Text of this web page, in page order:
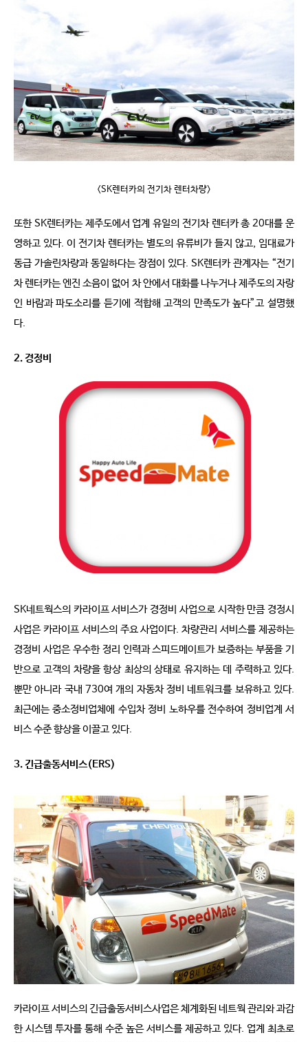
<SK렌터카의 전기차 렌터차량>
또한 SK렌터카는 제주도에서 업계 유일의 전기차 렌터카 총 20대를 운
영하고 있다. 이 전기차 렌터카는 별도의 유류비가 들지 않고, 임대료가
동급 가솔린차량과 동일하다는 장점이 있다. SK렌터카 관계자는 “전기
차 렌터카는 엔진 소음이 없어 차 안에서 대화를 나누거나 제주도의 자랑
인 바람과 파도소리를 듣기에 적합해 고객의 만족도가 높다”고 설명했
다.
2. 경정비
SK네트웍스의 카라이프 서비스가 경정비 사업으로 시작한 만큼 경정시
사업은 카라이프 서비스의 주요 사업이다. 차량관리 서비스를 제공하는
경정비 사업은 우수한 정리 인력과 스피드메이트가 보증하는 부품을 기
반으로 고객의 차량을 항상 최상의 상태로 유지하는 데 주력하고 있다.
뿐만 아니라 국내 730여 개의 자동차 정비 네트워크를 보유하고 있다.
최근에는 중소정비업체에 수입차 정비 노하우를 전수하여 정비업계 서
비스 수준 향상을 이끌고 있다.
3. 긴급출동서비스(ERS)
카라이프 서비스의 긴급출동서비스사업은 체계화된 네트웍 관리와 과감
한 시스템 투자를 통해 수준 높은 서비스를 제공하고 있다. 업계 최초로